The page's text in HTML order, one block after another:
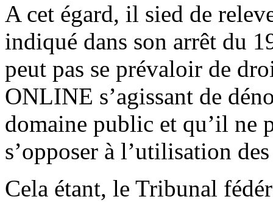
A cet égard, il sied de
indiqué dans son arrêt du
peut pas se prévaloir de
ONLINE s’agissant de
domaine public et qu’il ne
s’opposer à l’utilisation
Cela étant, le Tribunal